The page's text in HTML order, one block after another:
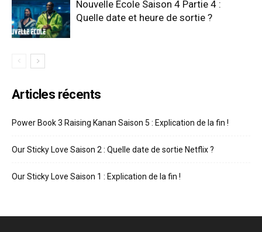
Nouvelle École Saison 4 Partie 4 :
Quelle date et heure de sortie ?
Articles récents
Power Book 3 Raising Kanan Saison 5 : Explication de la fin !
Our Sticky Love Saison 2 : Quelle date de sortie Netflix ?
Our Sticky Love Saison 1 : Explication de la fin !